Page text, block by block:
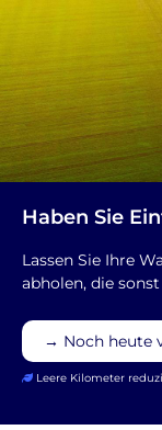
Haben Sie
Lassen Sie Ihre
abholen, die
→ Noch heute
Leere Kilometer